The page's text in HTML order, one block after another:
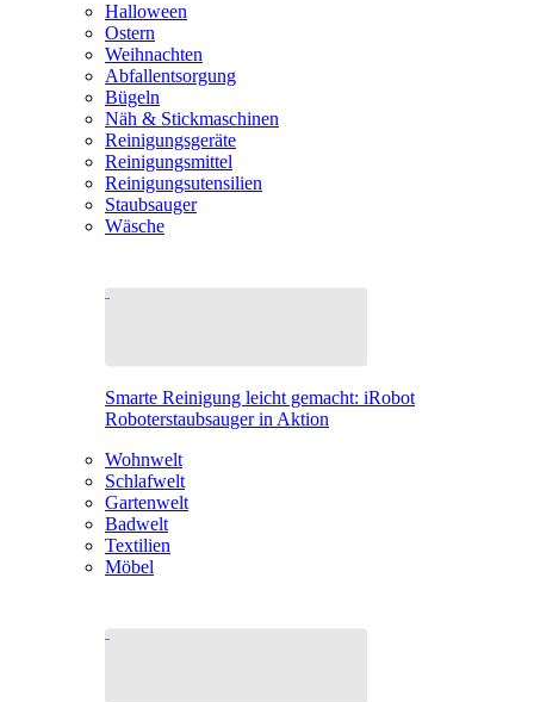
Halloween
Ostern
Weihnachten
Abfallentsorgung
Bügeln
Näh & Stickmaschinen
Reinigungsgeräte
Reinigungsmittel
Reinigungsutensilien
Staubsauger
Wäsche
Smarte Reinigung leicht gemacht: iRobot
Roboterstaubsauger in Aktion
Wohnwelt
Schlafwelt
Gartenwelt
Badwelt
Textilien
Möbel